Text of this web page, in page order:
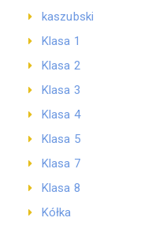
kaszubski
Klasa 1
Klasa 2
Klasa 3
Klasa 4
Klasa 5
Klasa 7
Klasa 8
Kółka